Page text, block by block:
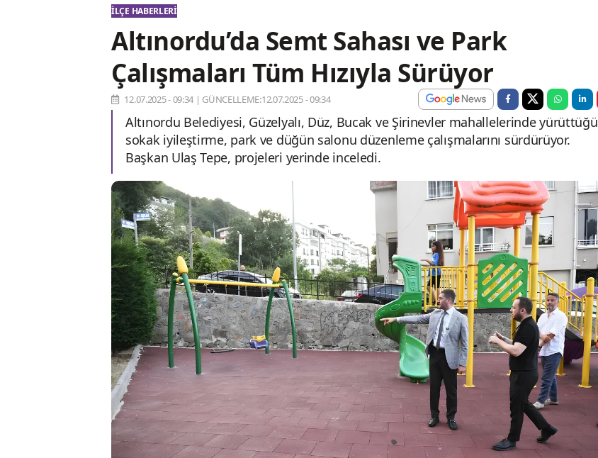
İLÇE HABERLERI
Altınordu’da Semt Sahası ve Park
Çalışmaları Tüm Hızıyla Sürüyor
12.07.2025 - 09:34 | GÜNCELLEME:12.07.2025 - 09:34
Altınordu Belediyesi, Güzelyalı, Düz, Bucak ve Şirinevler mahallelerinde yürüttüğü
sokak iyileştirme, park ve düğün salonu düzenleme çalışmalarını sürdürüyor.
Başkan Ulaş Tepe, projeleri yerinde inceledi.